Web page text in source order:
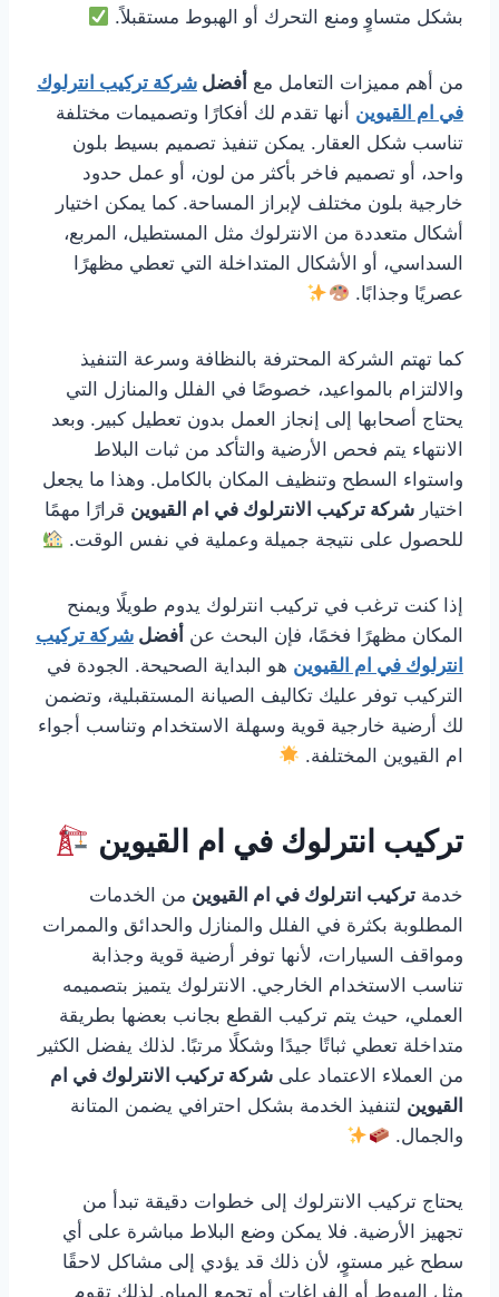
بشكل متساوٍ ومنع التحرك أو الهبوط مستقبلاً.
من أهم مميزات التعامل مع أفضل شركة تركيب انترلوك
في ام القيوين أنها تقدم لك أفكارًا وتصميمات مختلفة
تناسب شكل العقار. يمكن تنفيذ تصميم بسيط بلون
واحد، أو تصميم فاخر بأكثر من لون، أو عمل حدود
خارجية بلون مختلف لإبراز المساحة. كما يمكن اختيار
أشكال متعددة من الانترلوك مثل المستطيل، المربع،
السداسي، أو الأشكال المتداخلة التي تعطي مظهرًا
عصريًا وجذابًا.
كما تهتم الشركة المحترفة بالنظافة وسرعة التنفيذ
والالتزام بالمواعيد، خصوصًا في الفلل والمنازل التي
يحتاج أصحابها إلى إنجاز العمل بدون تعطيل كبير. وبعد
الانتهاء يتم فحص الأرضية والتأكد من ثبات البلاط
واستواء السطح وتنظيف المكان بالكامل. وهذا ما يجعل
اختيار شركة تركيب الانترلوك في ام القيوين قرارًا مهمًا
للحصول على نتيجة جميلة وعملية في نفس الوقت.
إذا كنت ترغب في تركيب انترلوك يدوم طويلًا ويمنح
المكان مظهرًا فخمًا، فإن البحث عن أفضل شركة تركيب
انترلوك في ام القيوين هو البداية الصحيحة. الجودة في
التركيب توفر عليك تكاليف الصيانة المستقبلية، وتضمن
لك أرضية خارجية قوية وسهلة الاستخدام وتناسب أجواء
ام القيوين المختلفة.
تركيب انترلوك في ام القيوين
خدمة تركيب انترلوك في ام القيوين من الخدمات
المطلوبة بكثرة في الفلل والمنازل والحدائق والممرات
ومواقف السيارات، لأنها توفر أرضية قوية وجذابة
تناسب الاستخدام الخارجي. الانترلوك يتميز بتصميمه
العملي، حيث يتم تركيب القطع بجانب بعضها بطريقة
متداخلة تعطي ثباتًا جيدًا وشكلًا مرتبًا. لذلك يفضل الكثير
من العملاء الاعتماد على شركة تركيب الانترلوك في ام
القيوين لتنفيذ الخدمة بشكل احترافي يضمن المتانة
والجمال.
يحتاج تركيب الانترلوك إلى خطوات دقيقة تبدأ من
تجهيز الأرضية. فلا يمكن وضع البلاط مباشرة على أي
سطح غير مستوٍ، لأن ذلك قد يؤدي إلى مشاكل لاحقًا
مثل الهبوط أو الفراغات أو تجمع المياه. لذلك تقوم